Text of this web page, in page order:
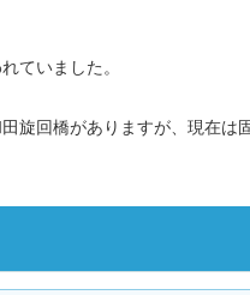
ていました。
旋回橋がありますが、現在は